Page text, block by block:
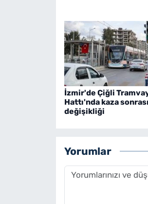
İzmir'de Çiğli
Hattı'nda kaza
değişikliği
Yorumlar